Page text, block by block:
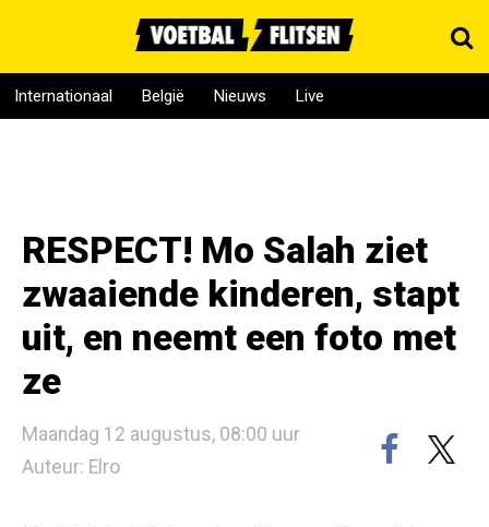
Internationaal België Nieuws Live
RESPECT! Mo Salah ziet
zwaaiende kinderen, stapt
uit, en neemt een foto met
ze
Maandag 12 augustus, 08:00 uur
Auteur: Elro